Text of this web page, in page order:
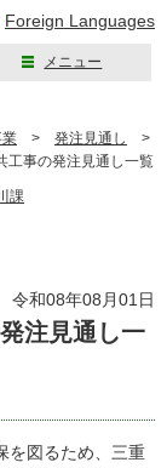
Foreign Languages
メニュー
> 発注見通し
>
事の発注見通し一覧
課
令和08年08月01日
注見通し一
を図るため、三重